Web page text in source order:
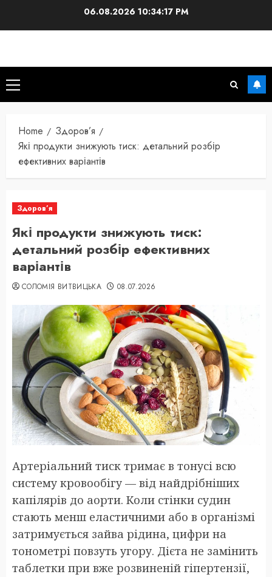
06.08.2026 10:34:18 PM
Primary
Menu
Home
Здоров’я
Які продукти знижують тиск: детальний розбір
ефективних варіантів
Здоров’я
Які продукти знижують тиск:
детальний розбір ефективних
варіантів
СОЛОМІЯ ВИТВИЦЬКА 08.07.2026
Артеріальний тиск тримає в тонусі всю
систему кровообігу — від найдрібніших
капілярів до аорти. Коли стінки судин
стають менш еластичними або в організмі
затримується зайва рідина, цифри на
тонометрі повзуть угору. Дієта не замінить
таблетки при вже розвиненій гіпертензії,